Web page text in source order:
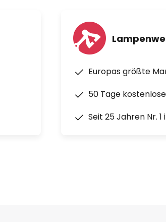
Europas größte
50 Tage
Seit 25 Jahren Nr.